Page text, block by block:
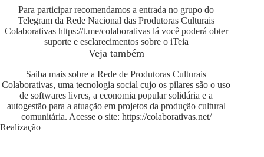
Para participar recomendamos a entrada no grupo do
Telegram da Rede Nacional das Produtoras Culturais
Colaborativas https://t.me/colaborativaslá você poderá obter
suporte e esclarecimentos sobre o iTeia
Veja também
Saiba mais sobre a Rede de Produtoras Culturais
Colaborativas, uma tecnologia social cujo os pilares são o uso
de softwares livres, a economia popular solidária e a
autogestão para a atuação em projetos da produção cultural
comunitária. Acesse o site: https://colaborativas.net/
Realização